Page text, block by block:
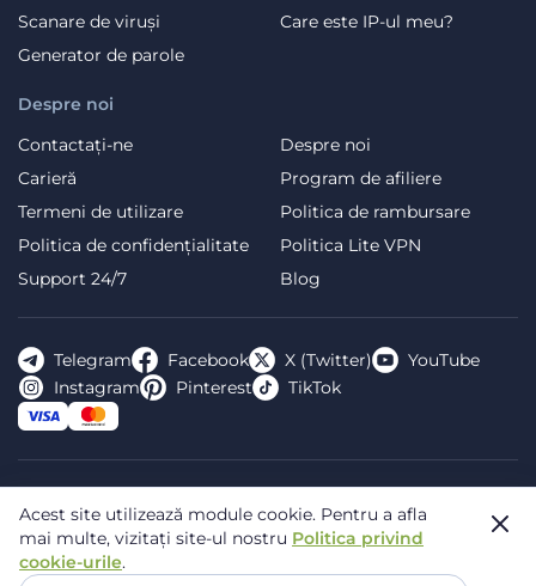
Despre noi
Contactați-ne
Despre noi
Carieră
Program de afiliere
Termeni de utilizare
Politica de rambursare
Politica de confidențialitate
Politica Lite VPN
Support 24/7
Blog
Scanare de viruși
Care este IP-ul meu?
Generator de parole
Telegram Facebook X (Twitter)
YouTube
Instagram
Pinterest TikTok
Campus, Sectorul 2, Bulevardul Dimitrie Pompeiu 5-7,
Bucharest, Romania, 020335. Reg.N, 44667783
© 2026 Planet VPN. Toate drepturile rezervate.
Acest site utilizează module cookie. Pentru a afla
mai multe, vizitați site-ul nostru Politica privind
cookie-urile.